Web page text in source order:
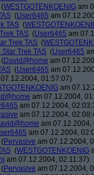
(WESTGOTENKOENIG am
(User6465 am
TAS (
TAS (User6465 am
Trek TAS (
Star Trek TAS (User6465
(David@home am
(User6465 am
01:57:07)
am
am 07.12.2004,
am 07.12.2004,
am 07.12.2004,
am 07.12.2004,
am 07.12.2004,
(Pervasive am 07.12.2004,
(WESTGOTENKOENIG
am 07.12.2004, 02:11:37)
(Pervasive am 07.12.2004,